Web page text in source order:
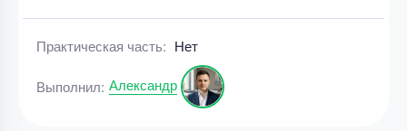
Практическая часть: Нет
Выполнил: Александр